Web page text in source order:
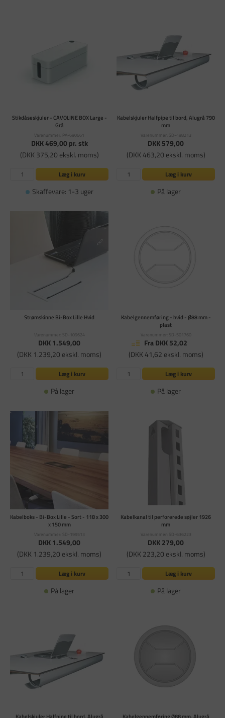
Stikdåseskjuler - CAVOLINE BOX Large -
Grå
Varenummer: PA-690661
DKK 469,00pr. stk
(DKK 375,20 ekskl. moms)
Læg i kurv
Skaffevare: 1-3 uger
Kabelskjuler Halfpipe til bord, Alugrå 790
mm
Varenummer: SD-498213
DKK 579,00
(DKK 463,20 ekskl. moms)
Læg i kurv
På lager
Strømskinne Bi-Box Lille Hvid
Varenummer: SD-109624
DKK 1.549,00
(DKK 1.239,20 ekskl. moms)
Læg i kurv
På lager
Kabelgennemføring - hvid - Ø88 mm -
plast
Varenummer: SD-501760
Fra DKK 52,02
(DKK 41,62 ekskl. moms)
Læg i kurv
På lager
Kabelboks - Bi-Box Lille - Sort - 118 x 300
x 150 mm
Varenummer: SD-199513
DKK 1.549,00
(DKK 1.239,20 ekskl. moms)
Læg i kurv
På lager
Kabelkanal til perforerede søjler 1926
mm
Varenummer: SD-636223
DKK 279,00
(DKK 223,20 ekskl. moms)
Læg i kurv
På lager